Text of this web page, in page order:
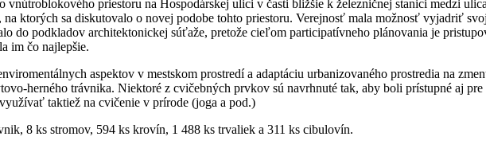
vnútroblokového priestoru na Hospodárskej ulici v časti bližšie k železničnej stanici medzi
na ktorých sa diskutovalo o novej podobe tohto priestoru. Verejnosť mala možnosť vyjadriť
do podkladov architektonickej súťaže, pretože cieľom participatívneho plánovania je
im čo najlepšie.
aspektov v mestskom prostredí a adaptáciu urbanizovaného prostredia na
herného trávnika. Niektoré z cvičebných prvkov sú navrhnuté tak, aby boli prístupné aj
taktiež na cvičenie v prírode (joga a pod.)
8 ks stromov, 594 ks krovín, 1 488 ks trvaliek a 311 ks cibulovín.